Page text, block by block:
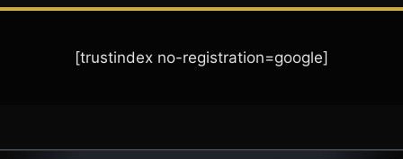
[trustindex no-registration=google]